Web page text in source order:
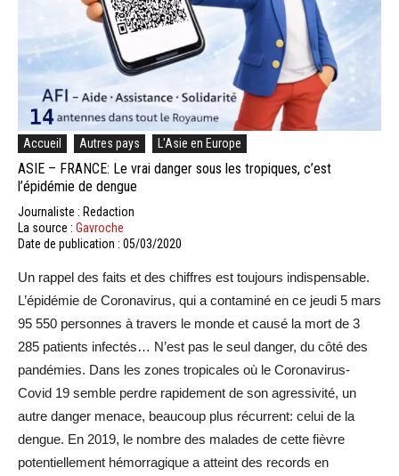
Accueil Autres pays L'Asie en Europe
ASIE – FRANCE: Le vrai danger sous les tropiques, c’est
l’épidémie de dengue
Journaliste : Redaction
La source : Gavroche
Date de publication : 05/03/2020
Un rappel des faits et des chiffres est toujours indispensable.
L’épidémie de Coronavirus, qui a contaminé en ce jeudi 5 mars
95 550 personnes à travers le monde et causé la mort de 3
285 patients infectés… N’est pas le seul danger, du côté des
pandémies. Dans les zones tropicales où le Coronavirus-
Covid 19 semble perdre rapidement de son agressivité, un
autre danger menace, beaucoup plus récurrent: celui de la
dengue. En 2019, le nombre des malades de cette fièvre
potentiellement hémorragique a atteint des records en